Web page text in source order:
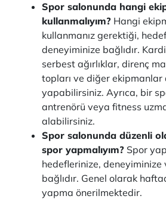
Spor salonunda hangi
kullanmalıyım? Hangi
kullanmanız gerektiği,
deneyiminize bağlıdır.
serbest ağırlıklar, direnç
topları ve diğer ekipmanlar
yapabilirsiniz. Ayrıca, bir
antrenörü veya fitness
alabilirsiniz.
Spor salonunda düzenli
spor yapmalıyım? Spor
hedeflerinize, deneyiminize
bağlıdır. Genel olarak
yapma önerilmektedir.